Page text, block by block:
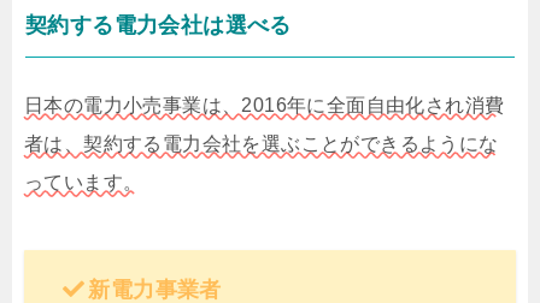
契約する電力会社は選べる
日本の電力小売事業は、2016年に全面自由化され消費
者は、契約する電力会社を選ぶことができるようにな
っています。
新電力事業者